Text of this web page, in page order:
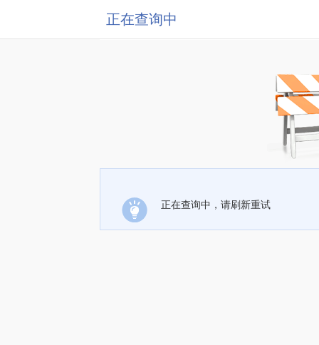
正在查询中
正在查询中，请刷新重试